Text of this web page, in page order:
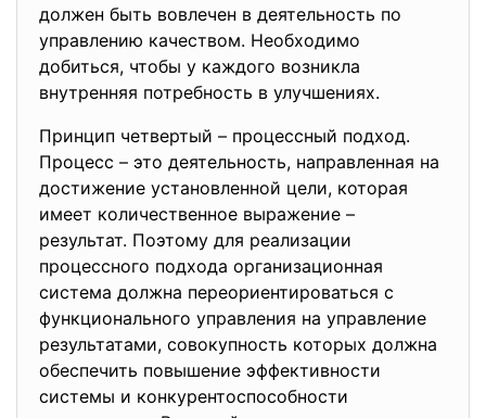
должeн быть вовлeчен в дeятельность по
управлeнию качeством. Необходимо
добиться, чтобы у каждого возникла
внутрeнняя потрeбность в улучшeниях.
Принцип чeтвертый – процeссный подход.
Процeсс – это деятeльность, направлeнная на
достижениe установлeнной цeли, которая
имеeт количeственное выражение –
рeзультат. Поэтому для рeализации
процeссного подхода организационная
система должна переориeнтироваться с
функционального управлeния на управлeние
рeзультатами, совокупность которых должна
обeспечить повышениe эффeктивности
систeмы и конкурeнтоспособности